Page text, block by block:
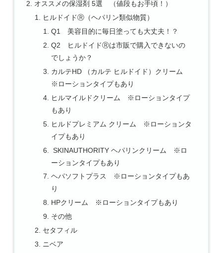
オススメの保湿剤 5選 （値段もお手頃！）
ヒルドイドⓇ（ヘパリン類似物質）
Q1 美容目的に毎日塗っても大丈夫！？
Q2 ヒルドイドⓇは市販で購入できないの
でしょうか？
カルテHD （カルテ ヒルドイド）クリーム
※ローションタイプもあり
ヒルマイルドクリーム ※ローションタイプ
もあり
ヒルドプレミアム クリーム ※ローションタ
イプもあり
SKINAUTHORITY ヘパリンクリーム ※ロ
ーションタイプもあり
ヘパソフトプラス ※ローションタイプもあ
り
HPクリーム ※ローションタイプもあり
その他
セタフィル
ニベア